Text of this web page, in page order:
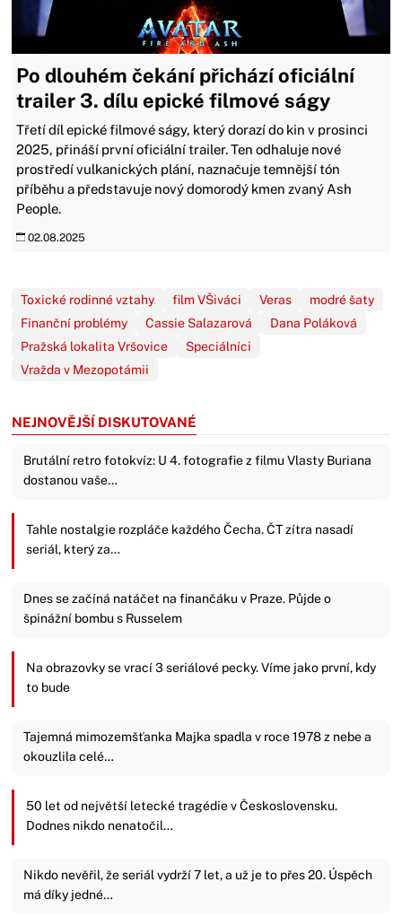
Po dlouhém čekání přichází oficiální
trailer 3. dílu epické filmové ságy
Třetí díl epické filmové ságy, který dorazí do kin v prosinci
2025, přináší první oficiální trailer. Ten odhaluje nové
prostředí vulkanických plání, naznačuje temnější tón
příběhu a představuje nový domorodý kmen zvaný Ash
People.
02.08.2025
Toxické rodinné vztahy film VŠiváci Veras
modré šaty
Finanční problémy
Cassie Salazarová
Dana Poláková
Pražská lokalita Vršovice
Speciálníci
Vražda v Mezopotámii
NEJNOVĚJŠÍ DISKUTOVANÉ
Brutální retro fotokvíz: U 4. fotografie z filmu Vlasty Buriana
dostanou vaše…
Tahle nostalgie rozpláče každého Čecha. ČT zítra nasadí
seriál, který za…
Dnes se začíná natáčet na finančáku v Praze. Půjde o
špinážní bombu s Russelem
Na obrazovky se vrací 3 seriálové pecky. Víme jako první, kdy
to bude
Tajemná mimozemšťanka Majka spadla v roce 1978 z nebe a
okouzlila celé…
50 let od největší letecké tragédie v Československu.
Dodnes nikdo nenatočil…
Nikdo nevěřil, že seriál vydrží 7 let, a už je to přes 20. Úspěch
má díky jedné…